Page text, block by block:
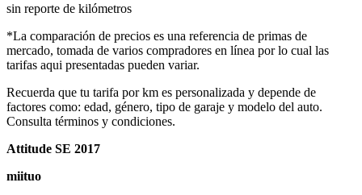
sin reporte de kilómetros
*La comparación de precios es una referencia de primas de
mercado, tomada de varios compradores en línea por lo cual las
tarifas aqui presentadas pueden variar.
Recuerda que tu tarifa por km es personalizada y depende de
factores como: edad, género, tipo de garaje y modelo del auto.
Consulta términos y condiciones.
Attitude SE 2017
miituo